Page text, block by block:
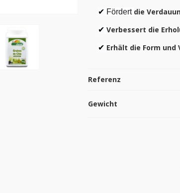
✔ Fördert die
✔ Verbessert die
✔ Erhält die Form
Referenz
Gewicht